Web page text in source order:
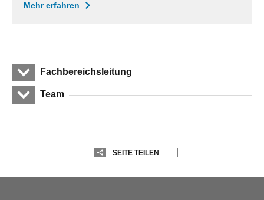
Mehr erfahren
Fachbereichsleitung
Team
SEITE TEILEN